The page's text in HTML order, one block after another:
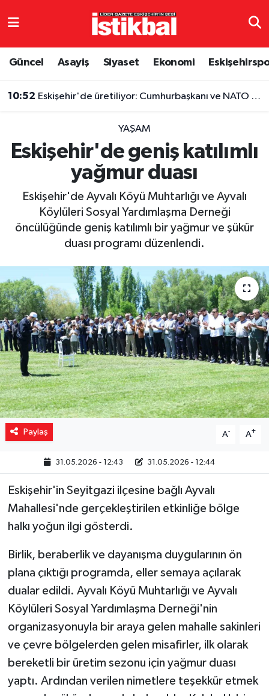
Güncel Asayiş Siyaset Ekonomi
10:52 Eskişehir'de üretiliyor: Cumhurbaşkanı ve NATO liderlerinin de tercihi oldu
YAŞAM
Eskişehir'de geniş katılımlı
yağmur duası
Eskişehir'de Ayvalı Köyü Muhtarlığı ve Ayvalı
Köylüleri Sosyal Yardımlaşma Derneği
öncülüğünde geniş katılımlı bir yağmur ve şükür
duası programı düzenlendi.
Paylaş A- A+
31.05.2026 - 12:43 31.05.2026 - 12:44
Eskişehir'in Seyitgazi ilçesine bağlı Ayvalı
Mahallesi'nde gerçekleştirilen etkinliğe bölge
halkı yoğun ilgi gösterdi.
Birlik, beraberlik ve dayanışma duygularının ön
plana çıktığı programda, eller semaya açılarak
dualar edildi. Ayvalı Köyü Muhtarlığı ve Ayvalı
Köylüleri Sosyal Yardımlaşma Derneği'nin
organizasyonuyla bir araya gelen mahalle sakinleri
ve çevre bölgelerden gelen misafirler, ilk olarak
bereketli bir üretim sezonu için yağmur duası
yaptı. Ardından verilen nimetlere teşekkür etmek
Eskişehirspor
Eğitim
Ekonomi
Yaşam
Resmi ilanlar
Eskişehir Nöbetçi Eczaneler
TFF 3.Lig 4.Grup Puan Durumu ve Fikstür
Tüm Manşetler
Son Dakika Haberleri